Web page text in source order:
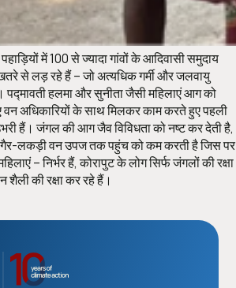
में 100 से ज्‍यादा गांवों के आदिवासी समुदाय
से लड़ रहे हैं – जो अत्यधिक गर्मी और जलवायु
पद्मावती हलमा और सुनीता जैसी महिलाएं आग को
अधिकारियों के साथ मिलकर काम करते हुए पहली
हैं। जंगल की आग जैव विविधता को नष्ट कर देती है,
गैर-लकड़ी वन उपज तक पहुंच को कम करती है जिस पर
– निर्भर हैं, कोरापुट के लोग सिर्फ जंगलों की रक्षा
शैली की रक्षा कर रहे हैं।